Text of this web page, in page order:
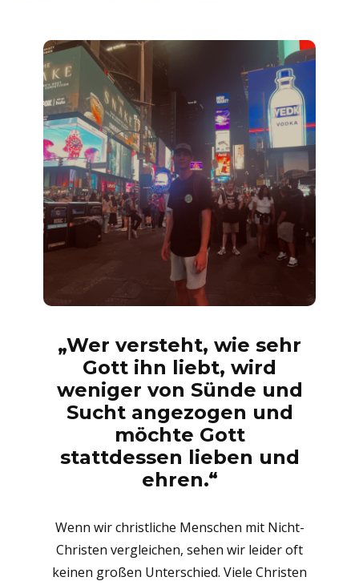
„Wer versteht, wie sehr
Gott ihn liebt, wird
weniger von Sünde und
Sucht angezogen und
möchte Gott
stattdessen lieben und
ehren.“
Wenn wir christliche Menschen mit Nicht-
Christen vergleichen, sehen wir leider oft
keinen großen Unterschied. Viele Christen